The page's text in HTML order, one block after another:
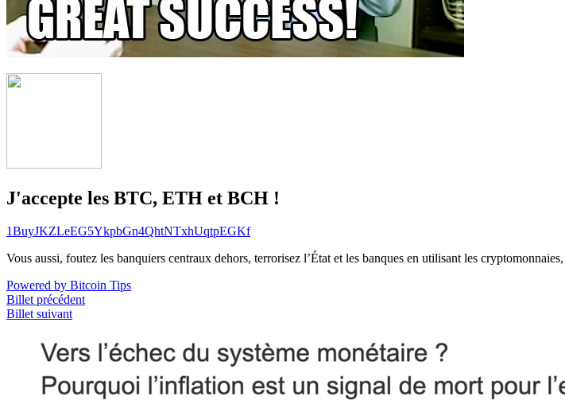
J'accepte les BTC, ETH et BCH !
1BuyJKZLeEG5YkpbGn4QhtNTxhUqtpEGKf
Vous aussi, foutez les banquiers centraux dehors, terrorisez l’État et les banques en utilisant les
Powered by Bitcoin Tips
Billet précédent
Billet suivant